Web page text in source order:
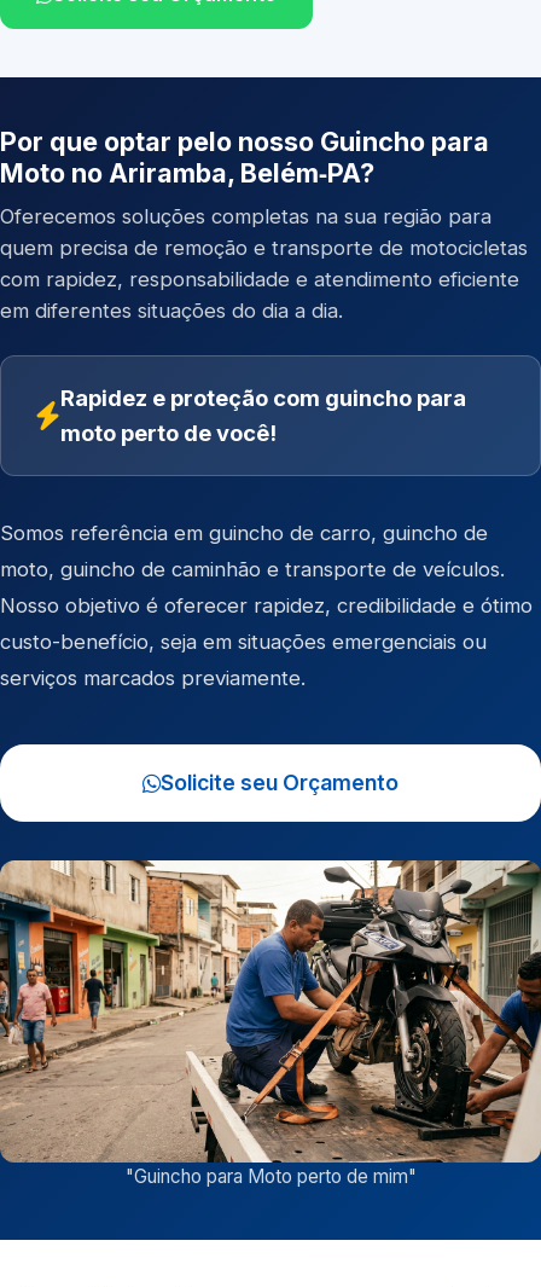
Por que optar pelo nosso Guincho para
Moto no Ariramba, Belém‑PA?
Oferecemos soluções completas na sua região para
quem precisa de remoção e transporte de motocicletas
com rapidez, responsabilidade e atendimento eficiente
em diferentes situações do dia a dia.
Rapidez e proteção com guincho para
moto perto de você!
Somos referência em guincho de carro, guincho de
moto, guincho de caminhão e transporte de veículos.
Nosso objetivo é oferecer rapidez, credibilidade e ótimo
custo-benefício, seja em situações emergenciais ou
serviços marcados previamente.
Solicite seu Orçamento
"Guincho para Moto perto de mim"